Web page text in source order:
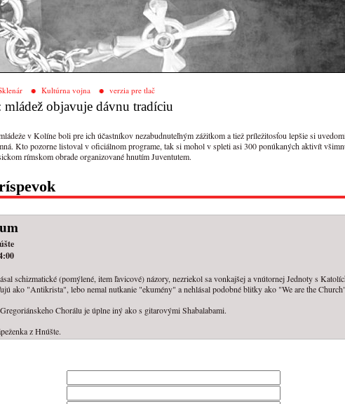
Kultúrna vojna verzia pre tlač
mládež objavuje dávnu tradíciu
v Kolíne boli pre ich účastníkov nezabudnuteľným zážitkom a tiež príležitosťou lepšie si
Kto pozorne listoval v oficiálnom programe, tak si mohol v spleti asi 300 ponúkaných aktivít
rímskom obrade organizované hnutím Juventutem.
schizmatické (pomýlené, item ľavicové) názory, nezriekol sa vonkajšej a vnútornej Jednoty s
ako "Antikrista", lebo nemal nutkanie "ekumény" a nehlásal podobné blitky ako "We are the
Chorálu je úplne iný ako s gitarovými Shabalabami.
z Hnúšte.